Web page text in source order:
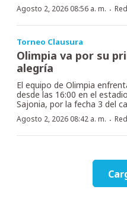
Agosto 2, 2026 08:56 a. m. ·
Torneo Clausura
Olimpia va por su
alegría
El equipo de Olimpia
desde las 16:00 en el
Sajonia, por la fecha 3 del
Agosto 2, 2026 08:42 a. m. ·